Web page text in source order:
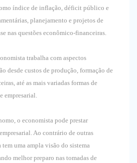
índice de inflação, déficit público e
planejamento e projetos de
nas questões econômico-financeiras.
trabalha com aspectos
desde custos de produção, formação de
até as mais variadas formas de
empresarial.
o economista pode prestar
Ao contrário de outras
uma ampla visão do sistema
melhor preparo nas tomadas de